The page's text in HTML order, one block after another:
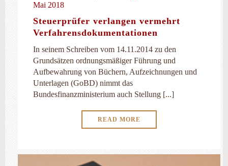
Mai 2018
Steuerprüfer verlangen vermehrt
Verfahrensdokumentationen
In seinem Schreiben vom 14.11.2014 zu den
Grundsätzen ordnungsmäßiger Führung und
Aufbewahrung von Büchern, Aufzeichnungen und
Unterlagen (GoBD) nimmt das
Bundesfinanzministerium auch Stellung [...]
READ MORE